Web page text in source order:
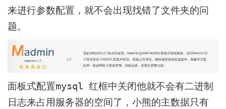
来进行参数配置，就不会出现找错了文件夹的问
题。
面板式配置mysql 红框中关闭他就不会有二进制
日志来占用服务器的空间了，小熊的主数据只有